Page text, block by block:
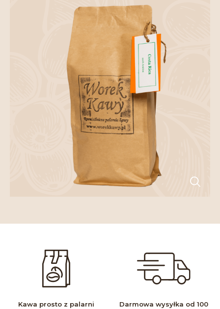
Kawa prosto z palarni
Darmowa wysyłka od 100